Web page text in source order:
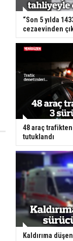
“Son 5 yılda
cezaevinden
48 araç
tutuklandı
Kaldırıma